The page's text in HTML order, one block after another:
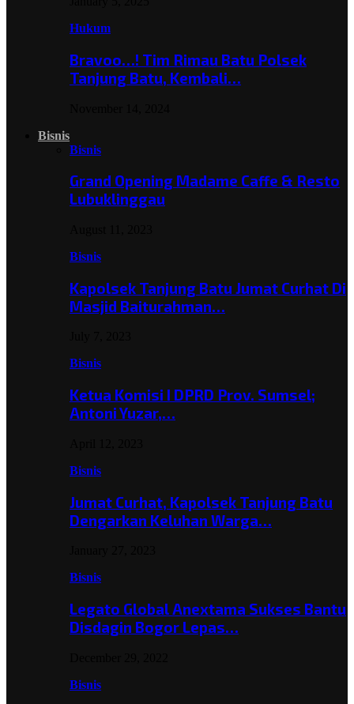
Hukum
Bravoo…! Tim Rimau Batu Polsek
Tanjung Batu, Kembali…
Bisnis
Bisnis
Grand Opening Madame Caffe & Resto
Lubuklinggau
Bisnis
Kapolsek Tanjung Batu Jumat Curhat Di
Masjid Baiturahman…
Bisnis
Ketua Komisi I DPRD Prov. Sumsel;
Antoni Yuzar,…
Bisnis
Jumat Curhat, Kapolsek Tanjung Batu
Dengarkan Keluhan Warga…
Bisnis
Legato Global Anextama Sukses Bantu
Disdagin Bogor Lepas…
Bisnis